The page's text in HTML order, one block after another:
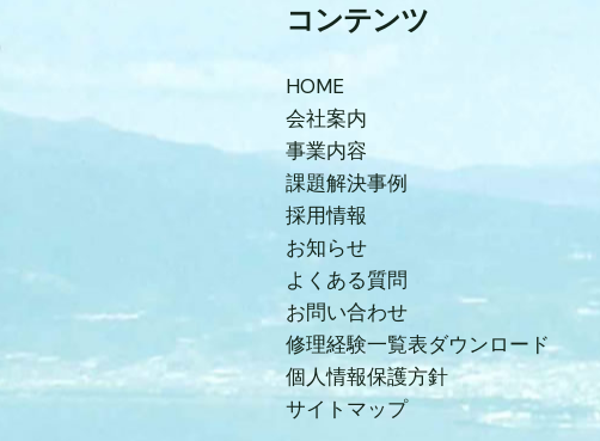
コンテンツ
HOME
会社案内
事業内容
課題解決事例
採用情報
お知らせ
よくある質問
お問い合わせ
修理経験一覧表ダウンロード
個人情報保護方針
サイトマップ